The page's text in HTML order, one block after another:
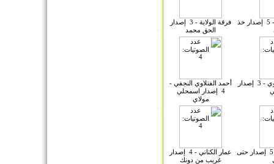
إصدارات مشتركة - 5 إصدار خذ
فرقة الولاية - 3 إصدار
الحق محمد
السيد فاقد الموسوي - 3 إصدار
أحمد الفتلاوي النجفي -
4 إصدار اسمحلي
مولاي
الشيخ ميثم التمار - 5 إصدار حتى
عمار الكناني - 4 إصدار
غريب من دونك